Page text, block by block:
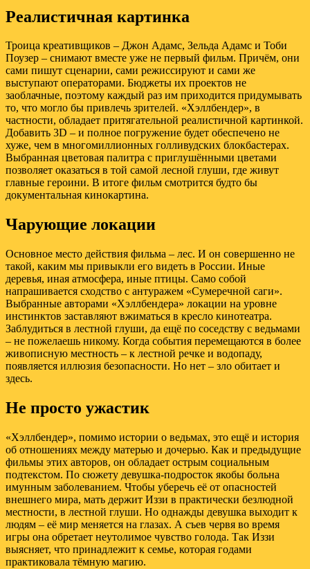
Реалистичная картинка
Троица креативщиков – Джон Адамс, Зельда Адамс и Тоби
Поузер – снимают вместе уже не первый фильм. Причём, они
сами пишут сценарии, сами режиссируют и сами же
выступают операторами. Бюджеты их проектов не
заоблачные, поэтому каждый раз им приходится придумывать
то, что могло бы привлечь зрителей. «Хэллбендер», в
частности, обладает притягательной реалистичной картинкой.
Добавить 3D – и полное погружение будет обеспечено не
хуже, чем в многомиллионных голливудских блокбастерах.
Выбранная цветовая палитра с приглушёнными цветами
позволяет оказаться в той самой лесной глуши, где живут
главные героини. В итоге фильм смотрится будто бы
документальная кинокартина.
Чарующие локации
Основное место действия фильма – лес. И он совершенно не
такой, каким мы привыкли его видеть в России. Иные
деревья, иная атмосфера, иные птицы. Само собой
напрашивается сходство с антуражем «Сумеречной саги».
Выбранные авторами «Хэллбендера» локации на уровне
инстинктов заставляют вжиматься в кресло кинотеатра.
Заблудиться в лестной глуши, да ещё по соседству с ведьмами
– не пожелаешь никому. Когда события перемещаются в более
живописную местность – к лестной речке и водопаду,
появляется иллюзия безопасности. Но нет – зло обитает и
здесь.
Не просто ужастик
«Хэллбендер», помимо истории о ведьмах, это ещё и история
об отношениях между матерью и дочерью. Как и предыдущие
фильмы этих авторов, он обладает острым социальным
подтекстом. По сюжету девушка-подросток якобы больна
имунным заболеванием. Чтобы уберечь её от опасностей
внешнего мира, мать держит Иззи в практически безлюдной
местности, в лестной глуши. Но однажды девушка выходит к
людям – её мир меняется на глазах. А съев червя во время
игры она обретает неутолимое чувство голода. Так Иззи
выясняет, что принадлежит к семье, которая годами
практиковала тёмную магию.